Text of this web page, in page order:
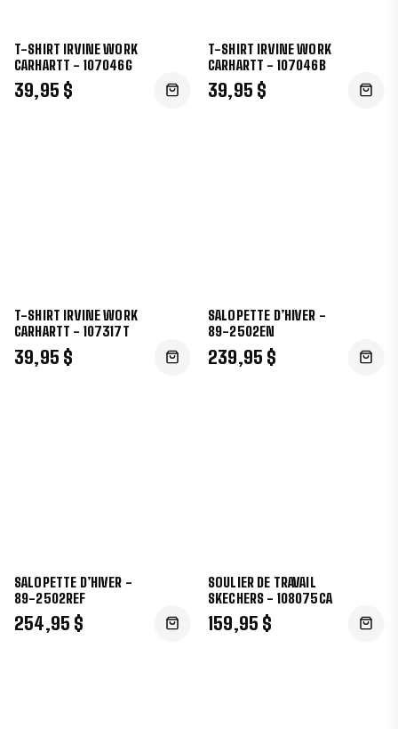
T-SHIRT IRVINE WORK
CARHARTT - 107046G
39,95 $
T-SHIRT IRVINE WORK
CARHARTT - 107046B
39,95 $
T-SHIRT IRVINE WORK
CARHARTT - 107317T
39,95 $
SALOPETTE D’HIVER -
89-2502EN
239,95 $
SALOPETTE D’HIVER -
89-2502REF
254,95 $
SOULIER DE TRAVAIL
SKECHERS - 108075CA
159,95 $